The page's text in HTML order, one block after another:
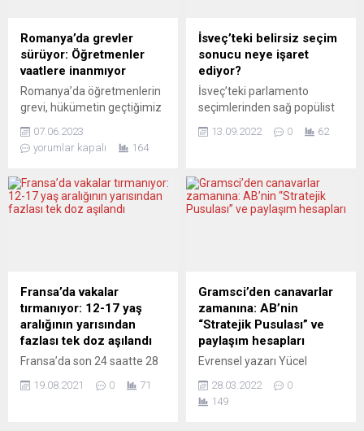
toplantısında, AB üyesi
ülkelerin, AB Komisyonu’nun
üye ülkelerdeki enerji
sınıflandırılmasına ilişkin
yeni kuralları içeren
düzenleme taslağına ilişkin
görüş belirtme süresinin
Başkanı Armin Laschet’in
yerine genel başkan olmak
istediğini söyledi. CDU’nun
26 Eylül’deki genel
seçimlerde...
Romanya’da grevler
sürüyor: Öğretmenler
vaatlere inanmıyor
Romanya’da öğretmenlerin
grevi, hükümetin geçtiğimiz
kararnamesiyle maaşları
derhal artırmasına ve
daha da yükselteceğini ilan
etmesine rağmen devam
basını grevcilerden yana
gözüküyor.REPUBLİCA.RO
(Romanya)Iohannis tam bir
hayal kırıklığıYazar Radu
07.06.2023
yorumlar kapalı
164
İsveç’teki belirsiz seçim
sonucu neye işaret
ediyor?
İsveç’teki parlamento
seçimlerinden sağ popülist
büyük güç kazanarak çıktı
ikinci büyük parti oldu.
Pazartesi sabahı oluşan ilk
bir cephe alabilir. Nihai
sonuçların çarşamba günü
açıklanması bekleniyor.
EXPRESSEN (İsveç)
KUTUPLAŞMAYI AŞIN VE...
13.09.2022 0 62
Fransa’da vakalar
tırmanıyor: 12-17 yaş
aralığının yarısından
fazlası tek doz aşılandı
Fransa’da son 24 saatte 28
bin 405 kişiye yeni tip
koronavirüs tanısı konuldu.
19.08.2021 0 71
Gramsci’den canavarlar
zamanına: AB’nin
“Stratejik Pusulası” ve
paylaşım hesapları
Evrensel yazarı Yücel
Özdemir, “Rusya’nın
Ukrayna’ya yönelik işgal
harekâtı birinci ayını
28.03.2022
0
149